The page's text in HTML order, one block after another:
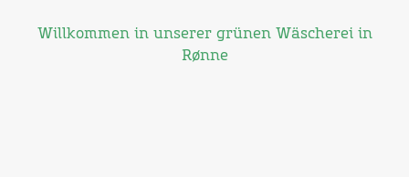
Willkommen in unserer grünen Wäscherei in
Rønne